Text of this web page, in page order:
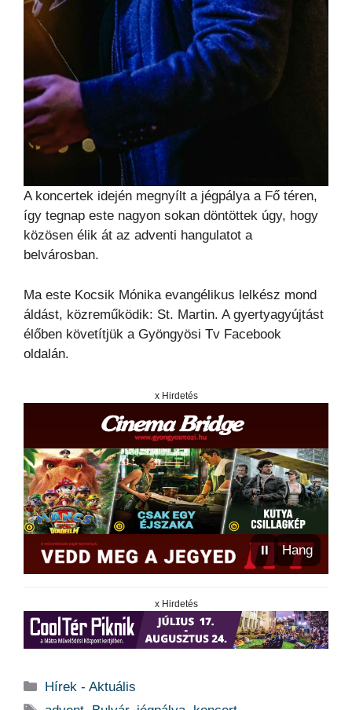
A koncertek idején megnyílt a jégpálya a Fő téren,
így tegnap este nagyon sokan döntöttek úgy, hogy
közösen élik át az adventi hangulatot a
belvárosban.
Ma este Kocsik Mónika evangélikus lelkész mond
áldást, közreműködik: St. Martin. A gyertyagyújtást
élőben követítjük a Gyöngyösi Tv Facebook
oldalán.
x Hirdetés
⏸ Hang
x Hirdetés
Kategória
Hírek - Aktuális